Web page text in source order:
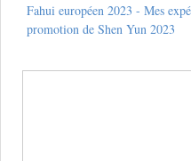
Fahui européen 2023 - Mes
promotion de Shen Yun 2023